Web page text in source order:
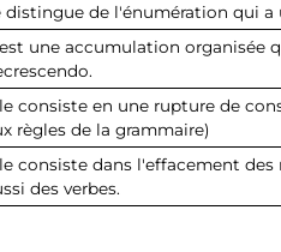
distingue de l'énumération qui a
une accumulation organisée
consiste en une rupture de
règles de la grammaire)
consiste dans l'effacement
des verbes.